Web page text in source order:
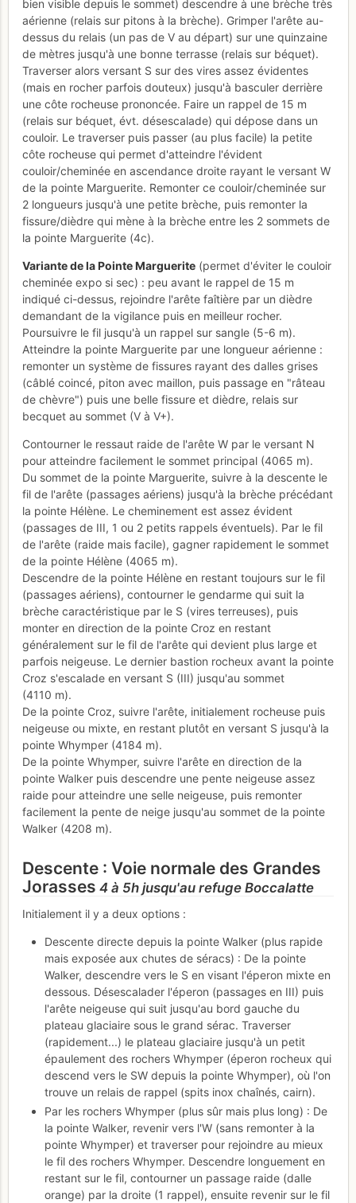
bien visible depuis le sommet) descendre à une brèche très
aérienne (relais sur pitons à la brèche). Grimper l'arête au-
dessus du relais (un pas de V au départ) sur une quinzaine
de mètres jusqu'à une bonne terrasse (relais sur béquet).
Traverser alors versant S sur des vires assez évidentes
(mais en rocher parfois douteux) jusqu'à basculer derrière
une côte rocheuse prononcée. Faire un rappel de 15 m
(relais sur béquet, évt. désescalade) qui dépose dans un
couloir. Le traverser puis passer (au plus facile) la petite
côte rocheuse qui permet d'atteindre l'évident
couloir/cheminée en ascendance droite rayant le versant W
de la pointe Marguerite. Remonter ce couloir/cheminée sur
2 longueurs jusqu'à une petite brèche, puis remonter la
fissure/dièdre qui mène à la brèche entre les 2 sommets de
la pointe Marguerite (4c).
Variante de la Pointe Marguerite (permet d'éviter le couloir
cheminée expo si sec) : peu avant le rappel de 15 m
indiqué ci-dessus, rejoindre l'arête faîtière par un dièdre
demandant de la vigilance puis en meilleur rocher.
Poursuivre le fil jusqu'à un rappel sur sangle (5-6 m).
Atteindre la pointe Marguerite par une longueur aérienne :
remonter un système de fissures rayant des dalles grises
(câblé coincé, piton avec maillon, puis passage en "râteau
de chèvre") puis une belle fissure et dièdre, relais sur
becquet au sommet (V à V+).
Contourner le ressaut raide de l'arête W par le versant N
pour atteindre facilement le sommet principal (4065 m).
Du sommet de la pointe Marguerite, suivre à la descente le
fil de l'arête (passages aériens) jusqu'à la brèche précédant
la pointe Hélène. Le cheminement est assez évident
(passages de III, 1 ou 2 petits rappels éventuels). Par le fil
de l'arête (raide mais facile), gagner rapidement le sommet
de la pointe Hélène (4065 m).
Descendre de la pointe Hélène en restant toujours sur le fil
(passages aériens), contourner le gendarme qui suit la
brèche caractéristique par le S (vires terreuses), puis
monter en direction de la pointe Croz en restant
généralement sur le fil de l'arête qui devient plus large et
parfois neigeuse. Le dernier bastion rocheux avant la pointe
Croz s'escalade en versant S (III) jusqu'au sommet
(4110 m).
De la pointe Croz, suivre l'arête, initialement rocheuse puis
neigeuse ou mixte, en restant plutôt en versant S jusqu'à la
pointe Whymper (4184 m).
De la pointe Whymper, suivre l'arête en direction de la
pointe Walker puis descendre une pente neigeuse assez
raide pour atteindre une selle neigeuse, puis remonter
facilement la pente de neige jusqu'au sommet de la pointe
Walker (4208 m).
Descente : Voie normale des Grandes
Jorasses 4 à 5h jusqu'au refuge Boccalatte
Initialement il y a deux options :
Descente directe depuis la pointe Walker (plus rapide
mais exposée aux chutes de séracs) : De la pointe
Walker, descendre vers le S en visant l'éperon mixte en
dessous. Désescalader l'éperon (passages en III) puis
l'arête neigeuse qui suit jusqu'au bord gauche du
plateau glaciaire sous le grand sérac. Traverser
(rapidement...) le plateau glaciaire jusqu'à un petit
épaulement des rochers Whymper (éperon rocheux qui
descend vers le SW depuis la pointe Whymper), où l'on
trouve un relais de rappel (spits inox chaînés, cairn).
Par les rochers Whymper (plus sûr mais plus long) : De
la pointe Walker, revenir vers l'W (sans remonter à la
pointe Whymper) et traverser pour rejoindre au mieux
le fil des rochers Whymper. Descendre longuement en
restant sur le fil, contourner un passage raide (dalle
orange) par la droite (1 rappel), ensuite revenir sur le fil